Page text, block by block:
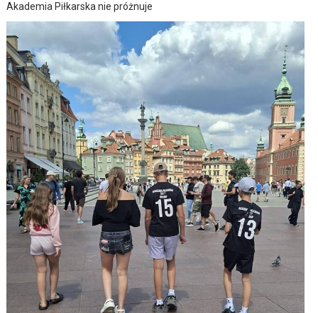
Akademia Piłkarska nie próżnuje